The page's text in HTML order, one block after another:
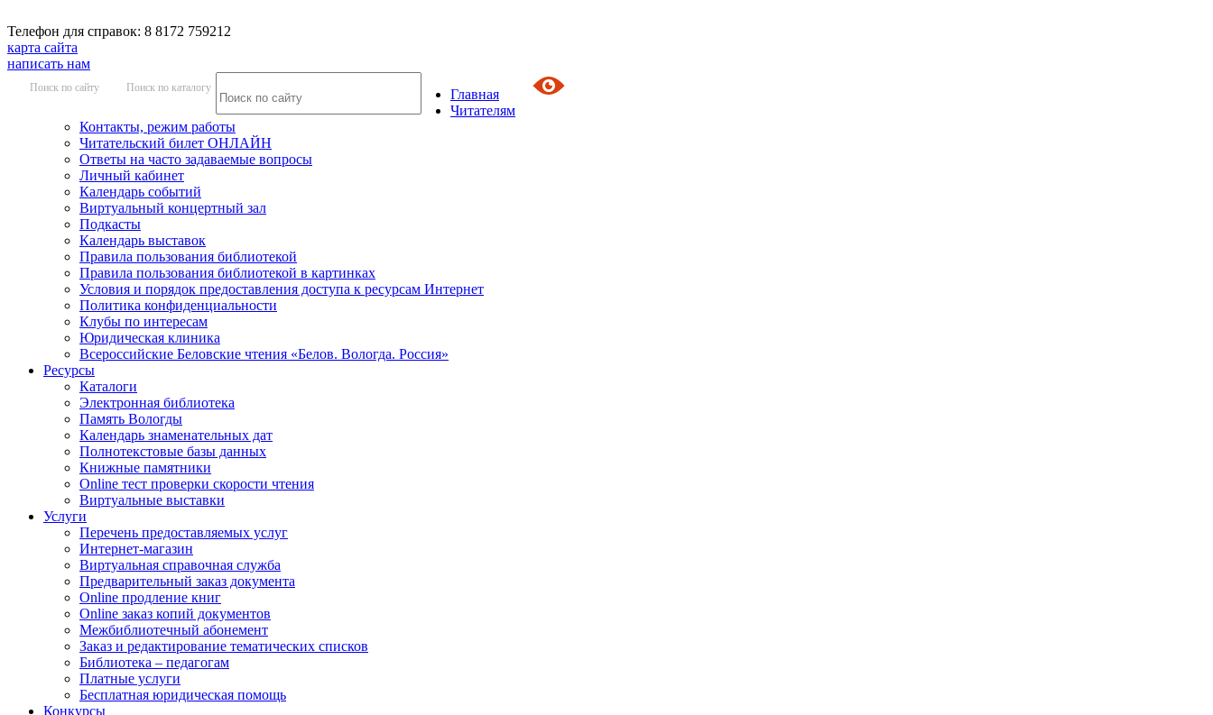
Телефон для справок: 8 8172 759212
карта сайта
написать нам
Поиск по сайту Поиск по каталогу
Главная
Читателям
Контакты, режим работы
Читательский билет ОНЛАЙН
Ответы на часто задаваемые вопросы
Личный кабинет
Календарь событий
Виртуальный концертный зал
Подкасты
Календарь выставок
Правила пользования библиотекой
Правила пользования библиотекой в картинках
Условия и порядок предоставления доступа к ресурсам Интернет
Политика конфиденциальности
Клубы по интересам
Юридическая клиника
Всероссийские Беловские чтения «Белов. Вологда. Россия»
Ресурсы
Каталоги
Электронная библиотека
Память Вологды
Календарь знаменательных дат
Полнотекстовые базы данных
Книжные памятники
Online тест проверки скорости чтения
Виртуальные выставки
Услуги
Перечень предоставляемых услуг
Интернет-магазин
Виртуальная справочная служба
Предварительный заказ документа
Online продление книг
Online заказ копий документов
Межбиблиотечный абонемент
Заказ и редактирование тематических списков
Библиотека – педагогам
Платные услуги
Бесплатная юридическая помощь
Конкурсы